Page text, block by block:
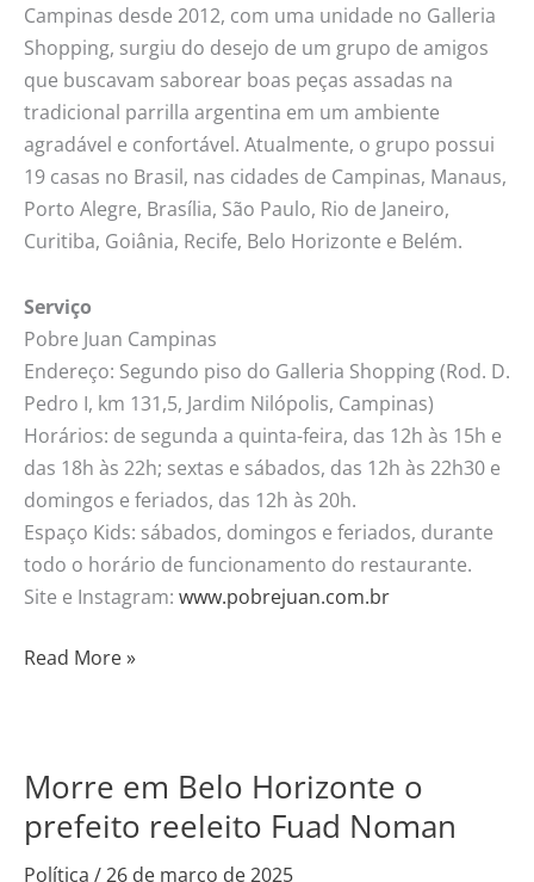
Campinas desde 2012, com uma unidade no Galleria
Shopping, surgiu do desejo de um grupo de amigos
que buscavam saborear boas peças assadas na
tradicional parrilla argentina em um ambiente
agradável e confortável. Atualmente, o grupo possui
19 casas no Brasil, nas cidades de Campinas, Manaus,
Porto Alegre, Brasília, São Paulo, Rio de Janeiro,
Curitiba, Goiânia, Recife, Belo Horizonte e Belém.
Serviço
Pobre Juan Campinas
Endereço: Segundo piso do Galleria Shopping (Rod. D.
Pedro I, km 131,5, Jardim Nilópolis, Campinas)
Horários: de segunda a quinta-feira, das 12h às 15h e
das 18h às 22h; sextas e sábados, das 12h às 22h30 e
domingos e feriados, das 12h às 20h.
Espaço Kids: sábados, domingos e feriados, durante
todo o horário de funcionamento do restaurante.
Site e Instagram: www.pobrejuan.com.br
Read More »
Morre em Belo Horizonte o
prefeito reeleito Fuad Noman
Política /26 de março de 2025
Morre
Belo